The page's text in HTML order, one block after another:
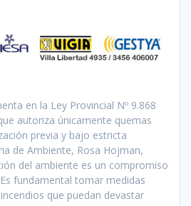
en la Ley Provincial Nº 9.868
autoriza únicamente quemas
previa y bajo estricta
de Ambiente, Rosa Hojman,
del ambiente es un compromiso
fundamental tomar medidas
que puedan devastar